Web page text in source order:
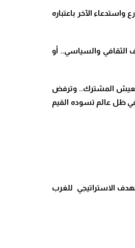
الآخر باعتباره
الثقافي والسياسي.. أو
بالعيش المشترك.. وترفض
في ظل عالم تسوده القيم
الاستراتيجي للغرب